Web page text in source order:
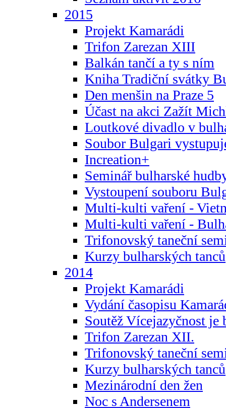
2015
Projekt Kamarádi
Trifon Zarezan XIII
Balkán tančí a ty s ním
Kniha Tradiční svátky
Den menšin na Praze 5
Účast na akci Zažít
Loutkové divadlo v
Soubor Bulgari
Increation+
Seminář bulharské
Vystoupení souboru
Multi-kulti vaření -
Multi-kulti vaření -
Trifonovský taneční
Kurzy bulharských tanců
2014
Projekt Kamarádi
Vydání časopisu
Soutěž Vícejazyčnost je
Trifon Zarezan XII.
Trifonovský taneční
Kurzy bulharských tanců
Mezinárodní den žen
Noc s Andersenem